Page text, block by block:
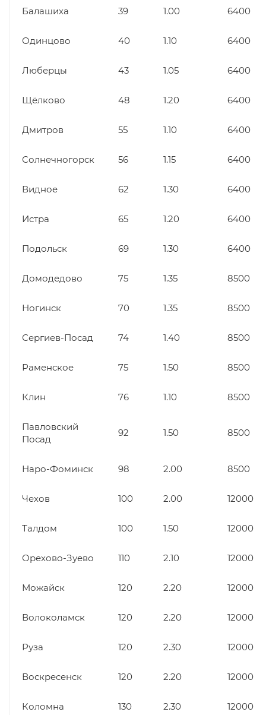
Балашиха 39 1.00 6400
Одинцово 40 1.10 6400
Люберцы 43 1.05 6400
Щёлково 48 1.20 6400
Дмитров 55 1.10 6400
Солнечногорск 56 1.15 6400
Видное 62 1.30 6400
Истра 65 1.20 6400
Подольск 69 1.30 6400
Домодедово 75 1.35 8500
Ногинск 70 1.35 8500
Сергиев-Посад 74 1.40 8500
Раменское 75 1.50 8500
Клин 76 1.10 8500
Павловский
Посад
92 1.50 8500
Наро-Фоминск 98 2.00 8500
Чехов 100 2.00 12000
Талдом 100 1.50 12000
Орехово-Зуево 110 2.10 12000
Можайск 120 2.20 12000
Волоколамск 120 2.20 12000
Руза 120 2.30 12000
Воскресенск 120 2.20 12000
Коломна 130 2.30 12000